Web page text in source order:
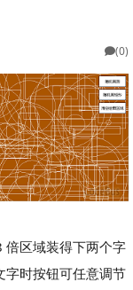
(0)
倍区域装得下两个字
字时按钮可任意调节